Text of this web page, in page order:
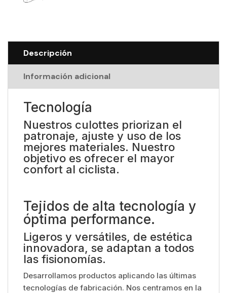
Descripción
Información adicional
Tecnología
Nuestros culottes priorizan el
patronaje, ajuste y uso de los
mejores materiales. Nuestro
objetivo es ofrecer el mayor
confort al ciclista.
Tejidos de alta tecnología y
óptima performance.
Ligeros y versátiles, de estética
innovadora, se adaptan a todos
las fisionomías.
Desarrollamos productos aplicando las últimas
tecnologías de fabricación. Nos centramos en la